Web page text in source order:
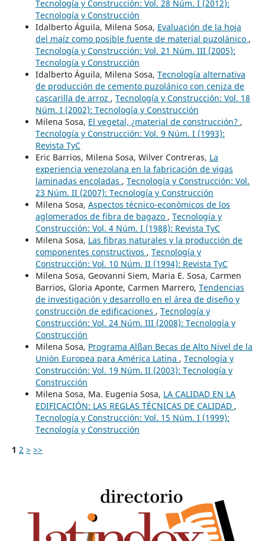
Tecnología y Construcción: Vol. 28 Núm. I (2012):
Tecnología y Construcción
Idalberto Águila, Milena Sosa, Evaluación de la hoja
del maíz como posible fuente de material puzolánico ,
Tecnología y Construcción: Vol. 21 Núm. III (2005):
Tecnología y Construcción
Idalberto Águila, Milena Sosa, Tecnología alternativa
de producción de cemento puzolánico con ceniza de
cascarilla de arroz , Tecnología y Construcción: Vol. 18
Núm. I (2002): Tecnología y Construcción
Milena Sosa, El vegetal, ¿material de construcción? ,
Tecnología y Construcción: Vol. 9 Núm. I (1993):
Revista TyC
Eric Barrios, Milena Sosa, Wilver Contreras, La
experiencia venezolana en la fabricación de vigas
laminadas encoladas , Tecnología y Construcción: Vol.
23 Núm. II (2007): Tecnología y Construcción
Milena Sosa, Aspectos técnico-económicos de los
aglomerados de fibra de bagazo , Tecnología y
Construcción: Vol. 4 Núm. I (1988): Revista TyC
Milena Sosa, Las fibras naturales y la producción de
componentes constructivos , Tecnología y
Construcción: Vol. 10 Núm. II (1994): Revista TyC
Milena Sosa, Geovanni Siem, Maria E. Sosa, Carmen
Barrios, Gloria Aponte, Carmen Marrero, Tendencias
de investigación y desarrollo en el área de diseño y
construcción de edificaciones , Tecnología y
Construcción: Vol. 24 Núm. III (2008): Tecnología y
Construcción
Milena Sosa, Programa Alßan Becas de Alto Nivel de la
Unión Europea para América Latina , Tecnología y
Construcción: Vol. 19 Núm. II (2003): Tecnología y
Construcción
Milena Sosa, Ma. Eugenia Sosa, LA CALIDAD EN LA
EDIFICACIÓN: LAS REGLAS TÉCNICAS DE CALIDAD ,
Tecnología y Construcción: Vol. 15 Núm. I (1999):
Tecnología y Construcción
1 2 > >>